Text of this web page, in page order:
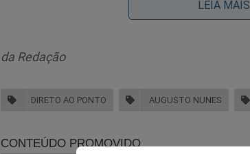
LEIA MAIS
da Redação
DIRETO AO PONTO AUGUSTO NUNES